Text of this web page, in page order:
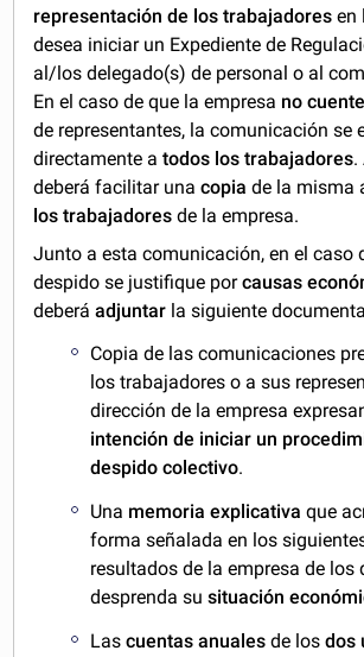
representación de los trabajadoresen
desea iniciar un Expediente de
al/los delegado(s) de personal o al
En el caso de que la empresa no cuente
de representantes, la comunicación se
directamente atodos los trabajadores.
deberá facilitar unacopia de la misma
los trabajadoresde la empresa.
Junto a esta comunicación, en el caso
despido se justifique porcausas
deberáadjuntar la siguiente
Copia de las comunicaciones
los trabajadores o a sus
dirección de la empresa
intención de iniciar un
despido colectivo.
Una memoria explicativa que
forma señalada en los
resultados de la empresa de los
desprenda susituación
Lascuentas anuales de losdos